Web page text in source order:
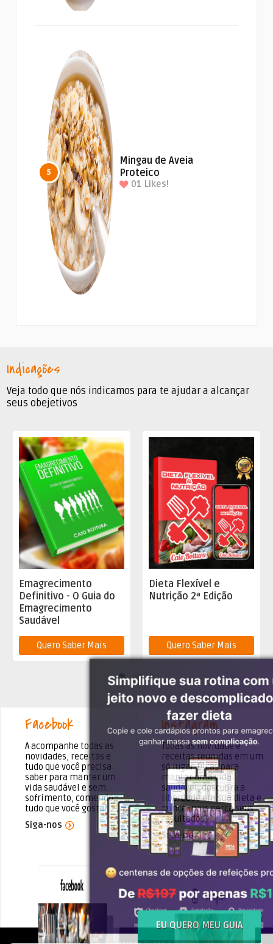
EU QUERO MEU GUIA
5
Mingau de Aveia
Proteico
01 Likes!
Indicações
Veja todo que nós indicamos para te ajudar a alcançar
seus obejetivos
Emagrecimento
Definitivo - O Guia do
Emagrecimento
Saudável
Quero Saber Mais
Dieta Flexível e
Nutrição 2ª Edição
Quero Saber Mais
Facebook
A acompanhe todas as
novidades, receitas e
tudo que você precisa
saber para manter um
vida saudável e sem
sofrimento, comendo
tudo que você gosta!
Siga-nos
Instagram
Todas as novidade e
receitas reunidas em um
só lugar. Dicas para
manter uma vida
saudável, descubra a
liberdade em sua dieta e
nunca mais perca seus
resultados!
Siga-nos